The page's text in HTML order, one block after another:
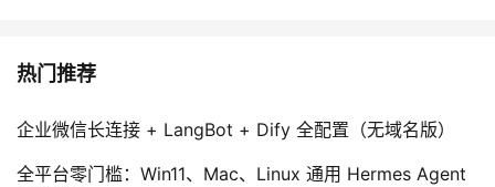
热门推荐
企业微信长连接 + LangBot + Dify 全配置（无域名版）
全平台零门槛：Win11、Mac、Linux 通用 Hermes Agent